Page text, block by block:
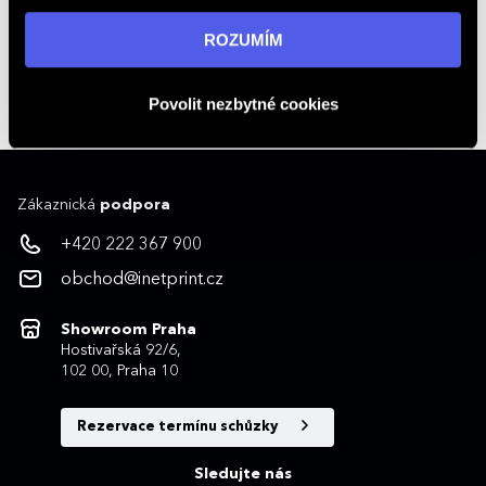
informací navštivte naši stránkuzásadách ochrany
ROZUMÍM
Povolit nezbytné cookies
+420 222 367 900
Zákaznická podpora
+420 222 367 900
obchod@inetprint.cz
Showroom Praha
Hostivařská 92/6,
102 00, Praha 10
Rezervace termínu schůzky
Sledujte nás